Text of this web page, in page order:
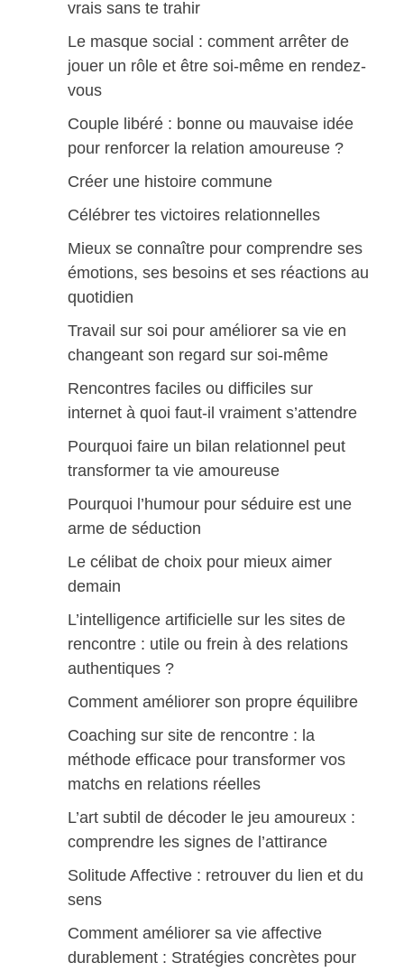
vrais sans te trahir
Le masque social : comment arrêter de
jouer un rôle et être soi-même en rendez-
vous
Couple libéré : bonne ou mauvaise idée
pour renforcer la relation amoureuse ?
Créer une histoire commune
Célébrer tes victoires relationnelles
Mieux se connaître pour comprendre ses
émotions, ses besoins et ses réactions au
quotidien
Travail sur soi pour améliorer sa vie en
changeant son regard sur soi-même
Rencontres faciles ou difficiles sur
internet à quoi faut-il vraiment s’attendre
Pourquoi faire un bilan relationnel peut
transformer ta vie amoureuse
Pourquoi l’humour pour séduire est une
arme de séduction
Le célibat de choix pour mieux aimer
demain
L’intelligence artificielle sur les sites de
rencontre : utile ou frein à des relations
authentiques ?
Comment améliorer son propre équilibre
Coaching sur site de rencontre : la
méthode efficace pour transformer vos
matchs en relations réelles
L’art subtil de décoder le jeu amoureux :
comprendre les signes de l’attirance
Solitude Affective : retrouver du lien et du
sens
Comment améliorer sa vie affective
durablement : Stratégies concrètes pour